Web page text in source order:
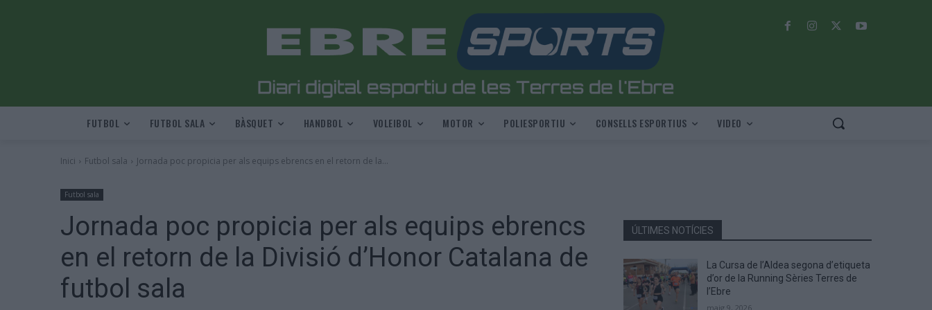
FUTBOL FUTBOL SALA BÀSQUET HANDBOL VOLEIBOL MOTOR POLIESPORTIU CONSELLS ESPORTIUS VIDEO
Inici Futbol sala Jornada poc propicia per als equips ebrencs en el retorn de la...
Futbol sala
Jornada poc propicia per als equips ebrencs
en el retorn de la Divisió d’Honor Catalana de
futbol sala
ÚLTIMES NOTÍCIES
La Cursa de l’Aldea segona d’etiqueta
d’or de la Running Sèries Terres de
l’Ebre
maig 9, 2026